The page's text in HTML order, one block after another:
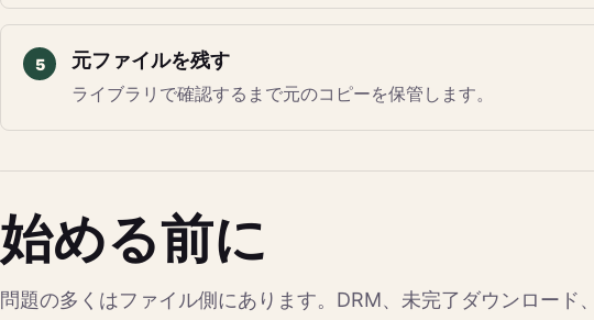
元ファイルを残す
ライブラリで確認するまで元のコピーを保管します。
始める前に
問題の多くはファイル側にあります。DRM、未完了ダウンロード